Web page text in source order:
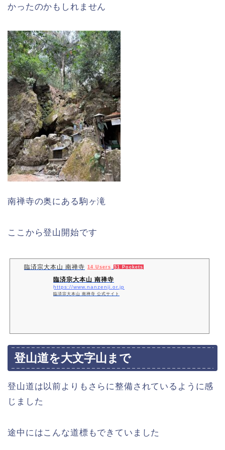
かったのかもしれません
南禅寺の奥にある駒ヶ滝
ここから登山開始です
臨済宗大本山 南禅寺 14 Users 51 Pockets
臨済宗大本山 南禅寺
https://www.nanzenji.or.jp
臨済宗大本山 南禅寺 公式サイト
登山道を大文字山まで
登山道は以前よりもさらに整備されているように感
じました
途中にはこんな道標もできていました